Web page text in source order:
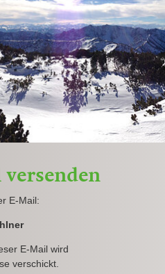
E-Mail:
E-Mail wird
verschickt.